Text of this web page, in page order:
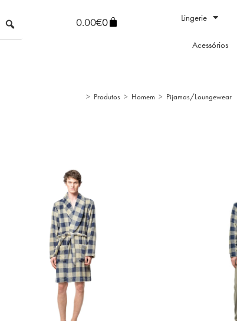
0.00€0 Lingerie
Acessórios
> Produtos > Homem > Pijamas/Loungewear